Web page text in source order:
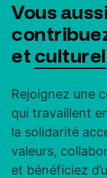
Vous
et culturel
Rejoignez une
qui travaillent
la solidarité
valeurs,
et bénéficiez